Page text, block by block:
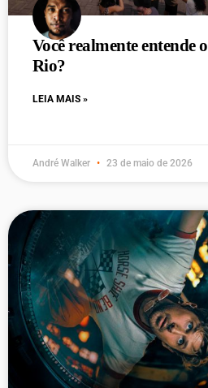
Você realmente entende
Rio?
LEIA MAIS »
André Walker 23 de maio de 2026